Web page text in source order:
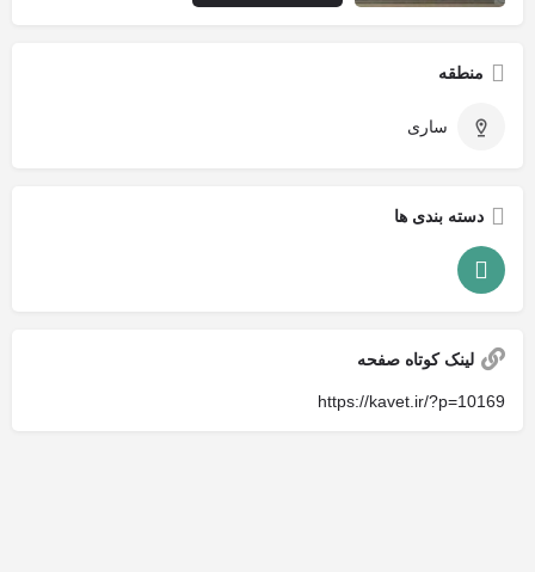
منطقه
ساری
دسته بندی ها
لینک کوتاه صفحه
https://kavet.ir/?p=10169